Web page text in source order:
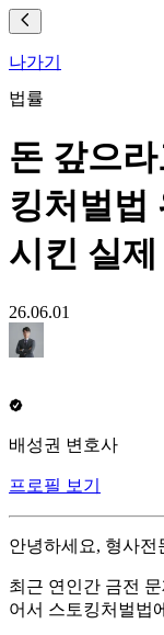
나가기
법률
돈 갚으
킹처벌법
시킨 실
26.06.01
배성권 변호사
프로필 보기
안녕하세요, 형사전
최근 연인간 금전
어서 스토킹처벌법